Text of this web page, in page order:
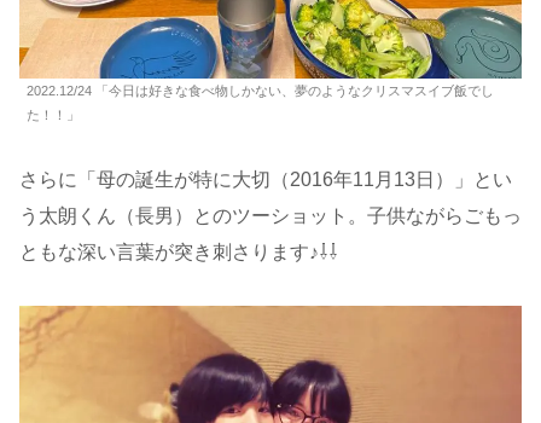
2022.12/24 「今日は好きな食べ物しかない、夢のようなクリスマスイブ飯でし
た！！」
さらに「母の誕生が特に大切（2016年11月13日）」とい
う太朗くん（長男）とのツーショット。子供ながらごもっ
ともな深い言葉が突き刺さります♪⇩⇩